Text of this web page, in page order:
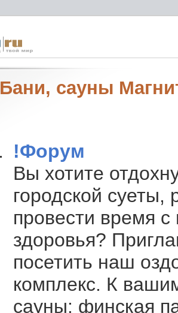
Бани, сауны
!Форум
Вы хотите
городской суеты,
провести время с
здоровья?
посетить наш
комплекс. К
сауны: финская